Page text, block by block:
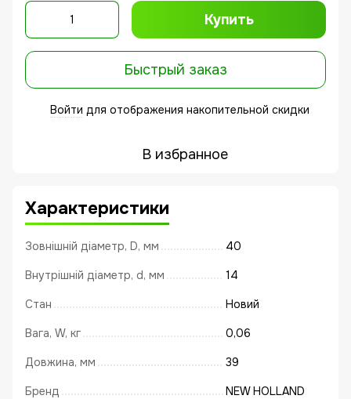
Купить
Быстрый заказ
Войти для отображения накопительной скидки
В избранное
Характеристики
Зовнішній діаметр, D, мм 40
Внутрішній діаметр, d, мм 14
Стан Новий
Вага, W, кг 0,06
Довжина, мм 39
Бренд NEW HOLLAND